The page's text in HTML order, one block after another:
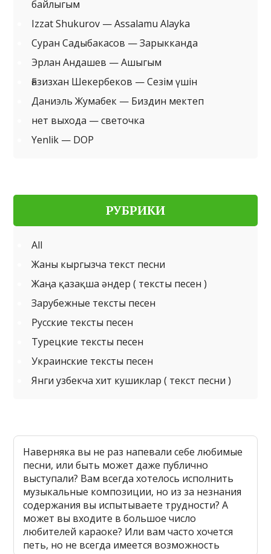
байлыгым
Izzat Shukurov — Assalamu Alayka
Суран Садыбакасов — Зарыкканда
Эрлан Андашев — Ашыгым
Ғазизхан Шекербеков — Сезім үшін
Даниэль Жумабек — Биздин мектеп
нет выхода — светочка
Yenlik — DOP
РУБРИКИ
All
Жаны кыргызча текст песни
Жаңа қазақша әндер ( тексты песен )
Зарубежные тексты песен
Русские тексты песен
Турецкие тексты песен
Украинские тексты песен
Янги узбекча хит кушиклар ( текст песни )
Наверняка вы не раз напевали себе любимые
песни, или быть может даже публично
выступали? Вам всегда хотелось исполнить
музыкальные композиции, но из за незнания
содержания вы испытываете трудности? А
может вы входите в большое число
любителей караоке? Или вам часто хочется
петь, но не всегда имеется возможность